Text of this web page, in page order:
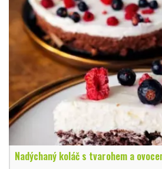
Nadýchaný koláč s tvarohem a